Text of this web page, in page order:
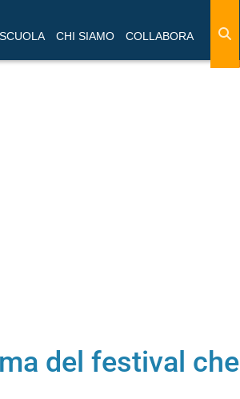
CHI SIAMO COLLABORA
del festival che